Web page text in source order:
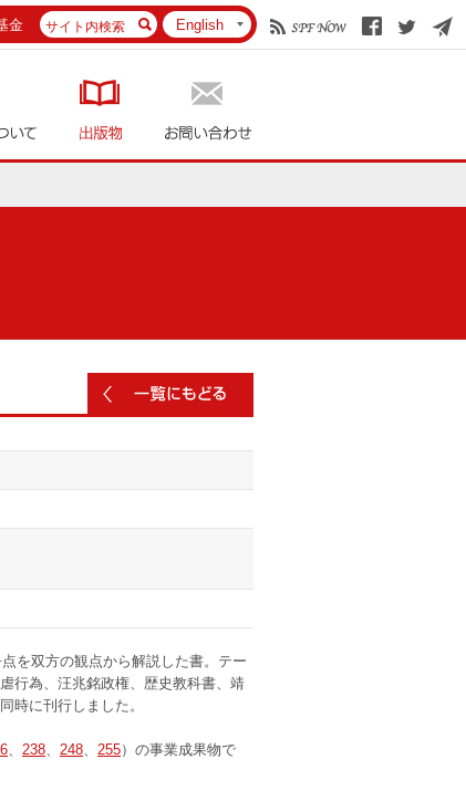
金
English
を双方の観点から解説した書。テー
行為、汪兆銘政権、歴史教科書、靖
時に刊行しました。
、 238、 248、 255）の事業成果物で